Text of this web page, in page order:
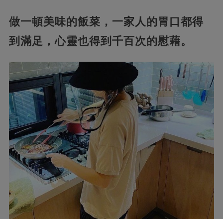
做一頓美味的飯菜，一家人的胃口都得
到滿足，心靈也得到千百次的慰藉。